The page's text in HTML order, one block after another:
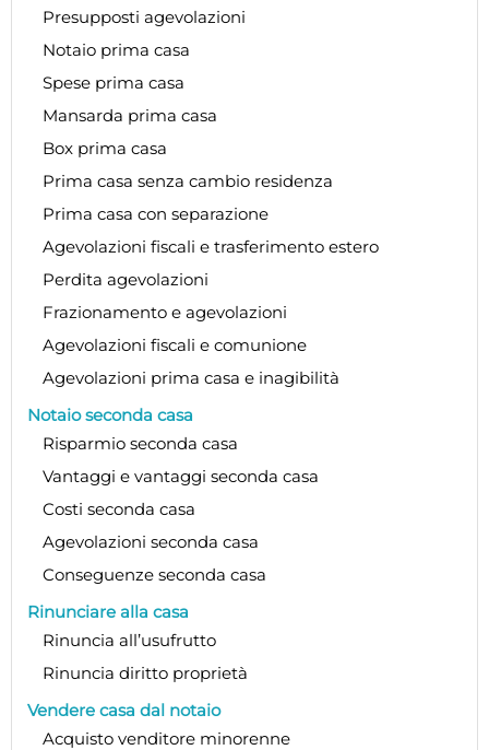
Presupposti agevolazioni
Notaio prima casa
Spese prima casa
Mansarda prima casa
Box prima casa
Prima casa senza cambio residenza
Prima casa con separazione
Agevolazioni fiscali e trasferimento estero
Perdita agevolazioni
Frazionamento e agevolazioni
Agevolazioni fiscali e comunione
Agevolazioni prima casa e inagibilità
Notaio seconda casa
Risparmio seconda casa
Vantaggi e vantaggi seconda casa
Costi seconda casa
Agevolazioni seconda casa
Conseguenze seconda casa
Rinunciare alla casa
Rinuncia all’usufrutto
Rinuncia diritto proprietà
Vendere casa dal notaio
Acquisto venditore minorenne